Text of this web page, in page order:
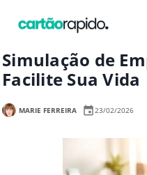
Simulação de
Facilite Sua Vida
MARIE FERREIRA 23/02/2026